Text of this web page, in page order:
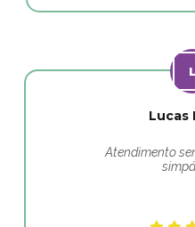
Lucas
Atendimento